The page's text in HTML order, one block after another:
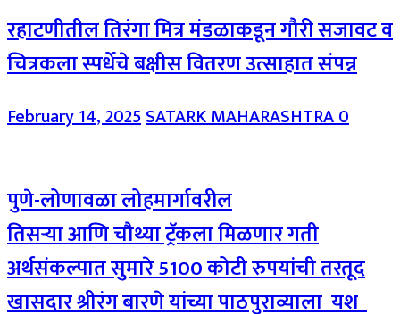
रहाटणीतील तिरंगा मित्र मंडळाकडून गौरी सजावट व
चित्रकला स्पर्धेचे बक्षीस वितरण उत्साहात संपन्न
February 14, 2025SATARK MAHARASHTRA0
पुणे-लोणावळा लोहमार्गावरील
तिसऱ्या आणि चौथ्या ट्रॅकला मिळणार गती
अर्थसंकल्पात सुमारे 5100 कोटी रुपयांची तरतूद
खासदार श्रीरंग बारणे यांच्या पाठपुराव्याला यश